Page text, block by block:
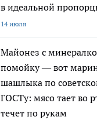
в идеальной
14 июля
Майонез с
помойку — вот
шашлыка по
ГОСТу: мясо тает во
течет по рукам